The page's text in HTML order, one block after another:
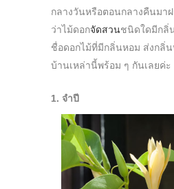
กลางวันหรือตอนกลางคืนมา
ว่าไม้ดอกจัดสวนชนิดใดมีกลิ่
ชื่อดอกไม้ที่มีกลิ่นหอม ส่งกลิ่น
บ้านเหล่านี้พร้อม ๆ กันเลยค่ะ
1. จำปี